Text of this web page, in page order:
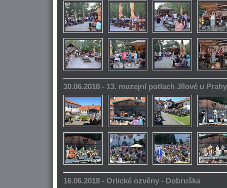
30.06.2018 - 13. muzejní potlach Jílové u Prahy
16.06.2018 - Orlické ozvěny - Dobruška